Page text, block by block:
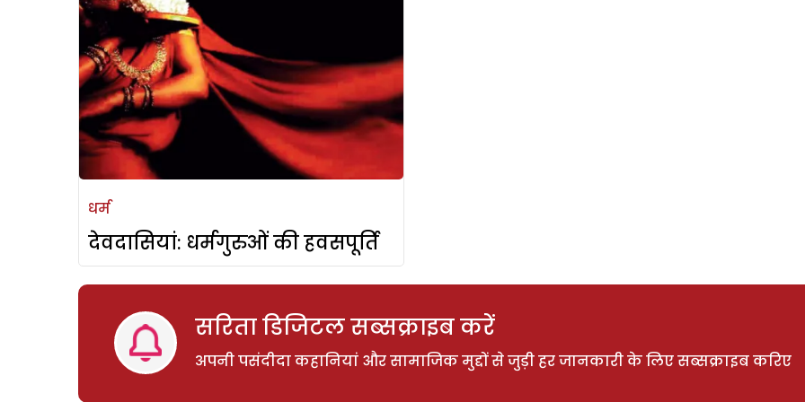
धर्म
देवदासियां: धर्मगुरुओं की हवसपूर्ति
सरिता डिजिटल सब्सक्राइब करें
अपनी पसंदीदा कहानियां और सामाजिक मुद्दों से जुड़ी हर जानकारी के लिए सब्सक्राइब करिए